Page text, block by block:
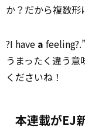
か？だから複数形
?I have a
うまったく違う
くださいね！
本連載がEJ